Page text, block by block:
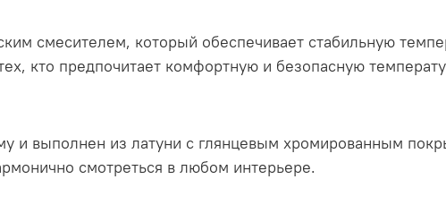
смесителем, который обеспечивает стабильную
кто предпочитает комфортную и безопасную
и выполнен из латуни с глянцевым хромированным
смотреться в любом интерьере.